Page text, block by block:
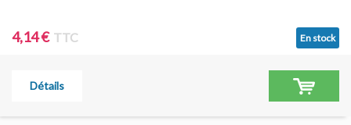
4,14 € TTC En stock
Détails